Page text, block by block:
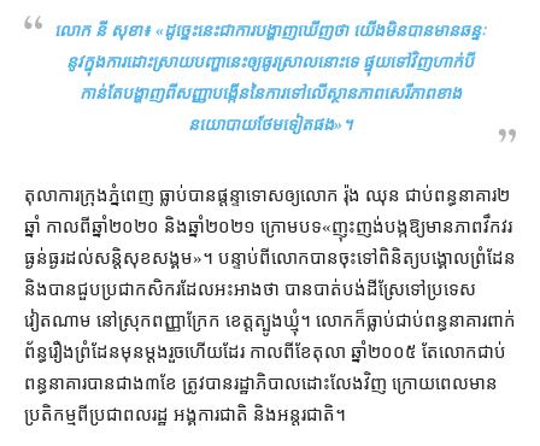
លោក នី សុខា៖ «ដូច្នេះ​នេះ​ជា​ការ​បង្ហាញ​ឃើញថា យើង​មិនបាន​មាន​ឆន្ទៈ​
នូវ​ក្នុង​ការ​ដោះស្រាយ​បញ្ហា​នេះ​ឲ្យ​ធូរស្រាល​នោះ​ទេ ផ្ទុយទៅវិញ​ហាក់បី​
កាន់តែ​បង្ហាញ​ពី​សញ្ញា​បង្កើន​នៃ​ការ​ទៅលើ​ស្ថានភាព​សេរីភាព​ខាង​
នយោបាយ​ថែមទៀត​ផង»។
តុលាការក្រុង​ភ្នំពេញ ធ្លាប់​បាន​ផ្ដន្ទាទោស​ឲ្យ​លោក រ៉ុង ឈុន ជាប់ពន្ធនាគារ​២​
ឆ្នាំ កាលពី​ឆ្នាំ​២០២០ និង​ឆ្នាំ​២០២១ ក្រោម​បទ​«​ញុះញង់​បង្ក​ឱ្យ​មាន​ភាព​វឹកវរ​
ធ្ងន់ធ្ងរ​ដល់​សន្តិសុខ​សង្គម​»​។ បន្ទាប់ពី​លោក​បាន​ចុះ​ទៅ​ពិនិត្យ​បង្គោល​ព្រំដែន
និង​បាន​ជួប​ប្រជាកសិករ​ដែល​អះអាង​ថា បាន​បាត់បង់​ដីស្រែ​ទៅ​ប្រទេស​
វៀតណាម នៅ​ស្រុក​ពញ្ញាក្រែក ខេត្ត​ត្បូងឃ្មុំ។ លោក​ក៏​ធ្លាប់​ជាប់​ពន្ធនាគា​រពាក់​
ព័ន្ធ​រឿង​ព្រំដែន​មុន​ម្ដង​រួចហើយ​ដែរ កាលពី​ខែ​តុលា ឆ្នាំ​២០០៥ តែ​លោក​ជាប់
ពន្ធនាគារ​បាន​ជាង​៣​ខែ ត្រូវ​បាន​រដ្ឋាភិបាល​ដោះលែង​វិញ ក្រោយពេល​មាន​
ប្រតិកម្ម​ពី​ប្រជាពលរដ្ឋ អង្គការ​ជាតិ និង​អន្តរជាតិ។